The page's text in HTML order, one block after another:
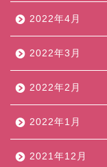
2022年4月
2022年3月
2022年2月
2022年1月
2021年12月